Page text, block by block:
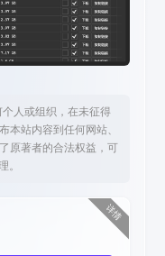
人或组织，在未征得
本站内容到任何网站、
原著者的合法权益，可
。
详情